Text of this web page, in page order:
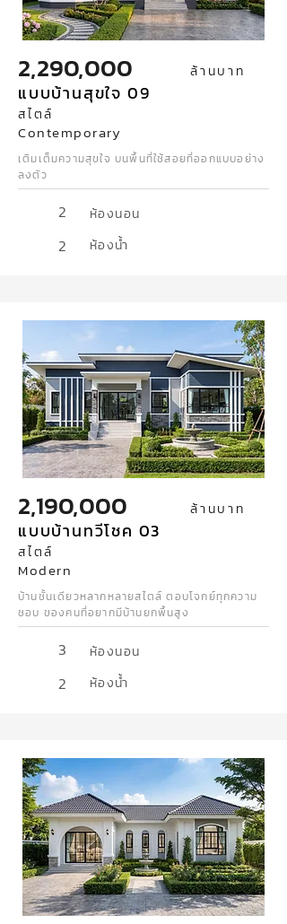
2,290,000 ล้านบาท
แบบบ้านสุขใจ 09
สไตล์
Contemporary
เติมเต็มความสุขใจ บนพื้นที่ใช้สอยที่ออกแบบอย่าง
ลงตัว
2 ห้องนอน
2 ห้องน้ำ
2,190,000 ล้านบาท
แบบบ้านทวีโชค 03
สไตล์
Modern
บ้านชั้นเดียวหลากหลายสไตล์ ตอบโจกย์ทุกความ
ชอบ ของคนที่อยากมีบ้านยกพื้นสูง
3 ห้องนอน
2 ห้องน้ำ